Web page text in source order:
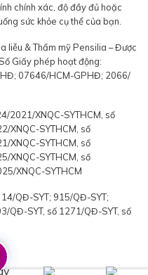
chính xác, độ đầy đủ hoặc
sức khỏe cụ thể của bạn.
liễu & Thẩm mỹ Pensilia – Được
Giấy phép hoạt động:
07646/HCM-GPHĐ; 2066/
2021/XNQC-SYTHCM, số
XNQC-SYTHCM, số
XNQC-SYTHCM, số
XNQC-SYTHCM, số
XNQC-SYTHCM
QĐ-SYT; 915/QĐ-SYT;
QĐ-SYT, số 1271/QĐ-SYT, số